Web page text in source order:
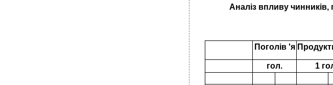
Аналіз впливу чинників,
Поголів 'я
гол. 1